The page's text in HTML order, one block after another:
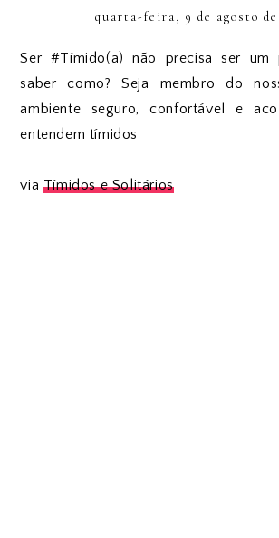
quarta-feira, 9 de agosto de
Ser #Tímido(a) não precisa ser um
saber como? Seja membro do
ambiente seguro, confortável e
entendem tímidos
via Tímidos e Solitários